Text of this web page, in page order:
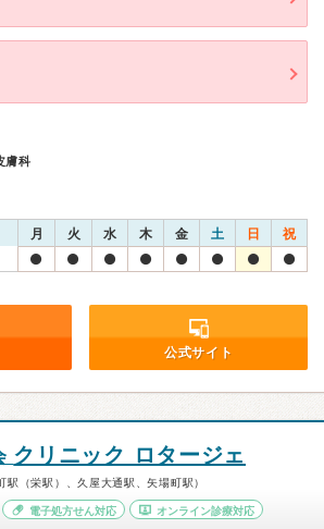
膚科
月 火 水 木 金 土 日 祝
公式サイト
クリニック ロタージェ
駅（栄駅）、久屋大通駅、矢場町駅）
電子処方せん対応 オンライン診療対応